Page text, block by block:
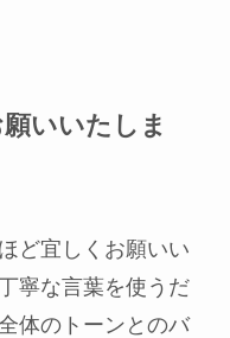
いいたしま
ど宜しくお願いい
寧な言葉を使うだ
体のトーンとのバ